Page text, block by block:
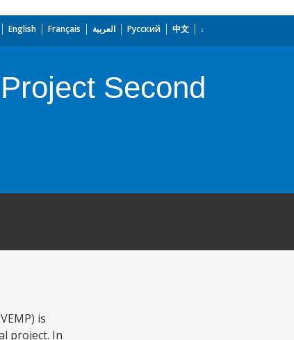
English Français العربية Русский 中文
Second
is
project. In